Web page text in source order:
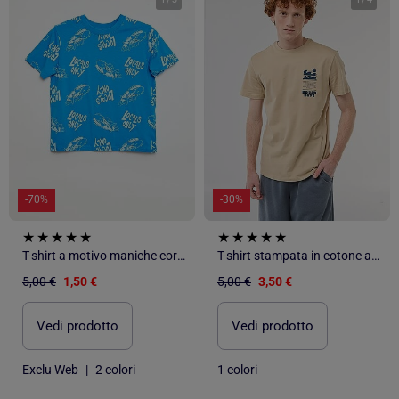
-70%
T-shirt a motivo maniche corte
5,00 € 1,50 €
Vedi prodotto
Exclu Web | 2 colori
-30%
T-shirt stampata in cotone a tinta unita
5,00 € 3,50 €
Vedi prodotto
1 colori